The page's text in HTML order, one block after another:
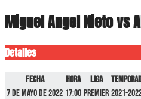
Miguel Angel Nieto vs
Detalles
Fecha Hora Liga
7 de mayo de 2022 17:00 Premier 2021-